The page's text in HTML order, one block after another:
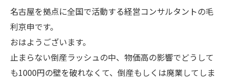
名古屋を拠点に全国で活動する経営コンサルタントの毛
利京申です。
おはようございます。
止まらない倒産ラッシュの中、物価高の影響でどうして
も1000円の壁を破れなくて、倒産もしくは廃業してしま